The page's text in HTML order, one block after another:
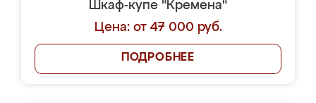
Шкаф-купе "Кремена"
Цена: от 47 000 руб.
ПОДРОБНЕЕ